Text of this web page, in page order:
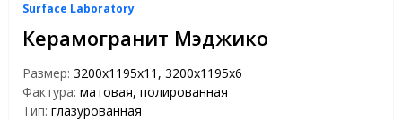
Surface Laboratory
Керамогранит Мэджико
Размер: 3200х1195х11, 3200х1195х6
Фактура: матовая, полированная
Тип: глазурованная